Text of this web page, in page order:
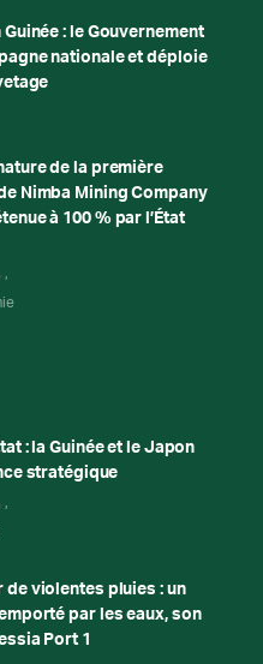
: le Gouvernement
nationale et déploie
de la première
Nimba Mining Company
à 100 % par l’État
: la Guinée et le Japon
stratégique
violentes pluies : un
par les eaux, son
Port 1